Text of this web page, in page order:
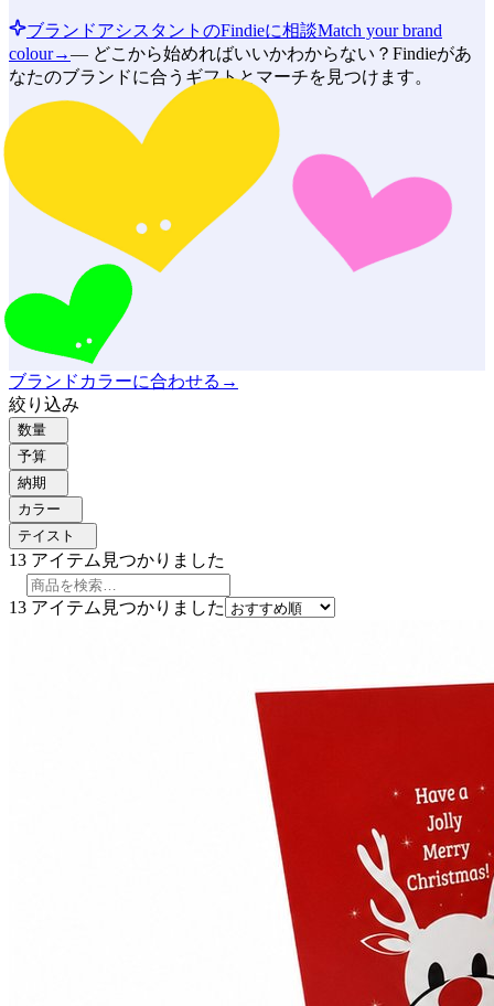
ブランドアシスタントのFindieに相談Match your brand
colour→— どこから始めればいいかわからない？Findieがあ
なたのブランドに合うギフトとマーチを見つけます。
ブランドカラーに合わせる →
絞り込み
数量
予算
納期
カラー
テイスト
13 アイテム見つかりました
13 アイテム見つかりました